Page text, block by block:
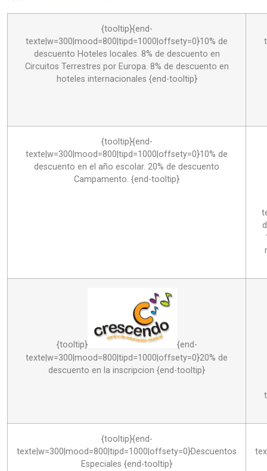
{tooltip}{end-
texte|w=300|mood=800|tipd=1000|offsety=0}10% de
descuento Hoteles locales. 8% de descuento en
Circuitos Terrestres por Europa. 8% de descuento en
hoteles internacionales {end-tooltip}
{tooltip}{end-
texte|w=300|mood=800|tipd=1000|offsety=0}10% de
descuento en el año escolar. 20% de descuento
Campamento. {end-tooltip}
{tooltip}
{end-
texte|w=300|mood=800|tipd=1000|offsety=0}20% de
descuento en la inscripcion {end-tooltip}
{tooltip}{end-
texte|w=300|mood=800|tipd=1000|offsety=0}Descuentos
Especiales {end-tooltip}